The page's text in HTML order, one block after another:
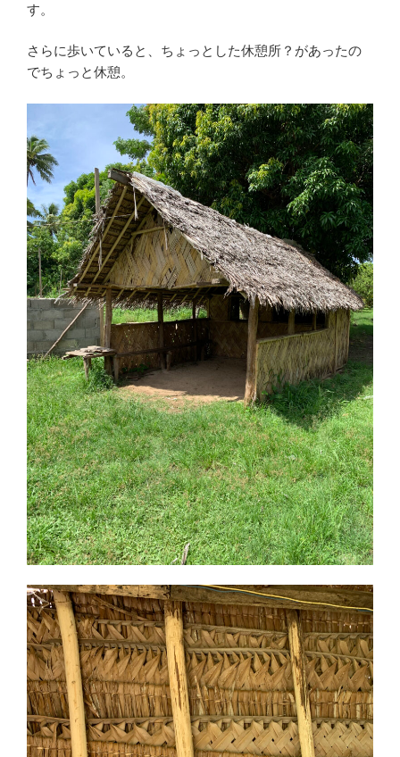
す。
さらに歩いていると、ちょっとした休憩所？があったの
でちょっと休憩。